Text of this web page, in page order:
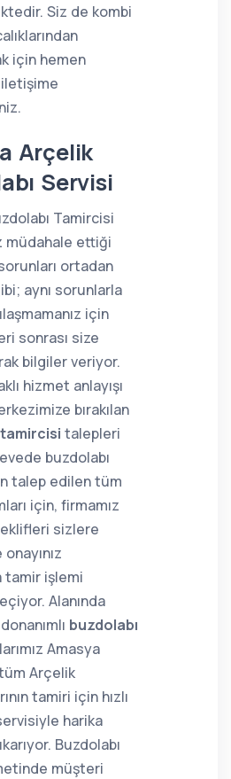
Siz de kombi
için hemen
Arçelik
Servisi
Tamircisi
müdahale ettiği
ortadan
aynı sorunlarla
için
sonrası size
bilgiler veriyor.
hizmet anlayışı
bırakılan
talepleri
buzdolabı
talep edilen tüm
için, firmamız
sizlere
tamir işlemi
Alanında
buzdolabı
Amasya
Arçelik
tamiri için hızlı
harika
Buzdolabı
müşteri